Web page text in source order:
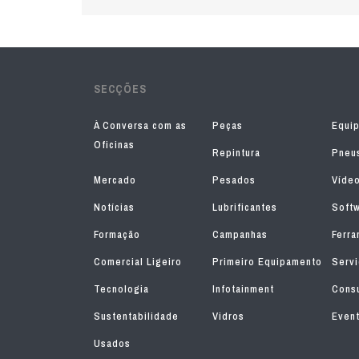
SECÇÕES
À Conversa com as
Oficinas
Peças
Repintura
Mercado
Pesados
Notícias
Lubrificantes
Formação
Campanhas
Comercial Ligeiro
Primeiro Equipamento
Tecnologia
Infotainment
Sustentabilidade
Vidros
Usados